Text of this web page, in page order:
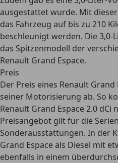
ausgestattet wurde. Mit
das Fahrzeug auf bis zu 210
beschleunigt werden. Die 3,0-
das Spitzenmodell der
Renault Grand Espace.
Preis
Der Preis eines Renault
seiner Motorisierung ab. So
Renault Grand Espace 2.0 dCi
Preisangebot gilt für die
Sonderausstattungen. In der
Grand Espace als Diesel mit
ebenfalls in einem